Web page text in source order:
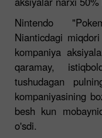
Nintendo
Nianticdagi
kompaniya
qaramay,
tushudagan
kompaniyasining
besh kun
o'sdi.